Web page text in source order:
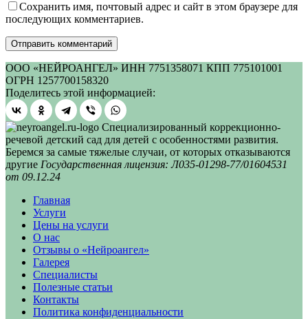
Сохранить имя, почтовый адрес и сайт в этом браузере для
последующих комментариев.
Отправить комментарий
ООО «НЕЙРОАНГЕЛ» ИНН 7751358071 КПП 775101001
ОГРН 1257700158320
Поделитесь этой информацией:
Специализированный коррекционно-
речевой детский сад для детей с особенностями развития.
Беремся за самые тяжелые случаи, от которых отказываются
другие Государственная лицензия: Л035-01298-77/01604531
от 09.12.24
Главная
Услуги
Цены на услуги
О нас
Отзывы о «Нейроангел»
Галерея
Специалисты
Полезные статьи
Контакты
Политика конфиденциальности